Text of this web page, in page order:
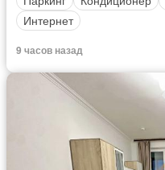
Интернет
9 часов назад